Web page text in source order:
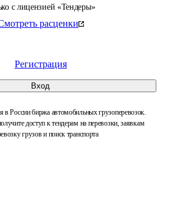
с лицензией «Тендеры»
расценки
Регистрация
Вход
России биржа автомобильных грузоперевозок.
доступ к тендерам на перевозки, заявкам
грузов и поиск транспорта